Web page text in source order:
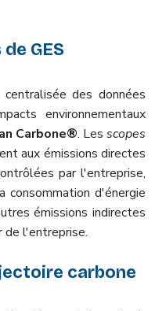
GES
des données
environnementaux
Carbone®. Lesscopes
aux émissions directes
par l'entreprise,
consommation d'énergie
émissions indirectes
de l'entreprise.
carbone